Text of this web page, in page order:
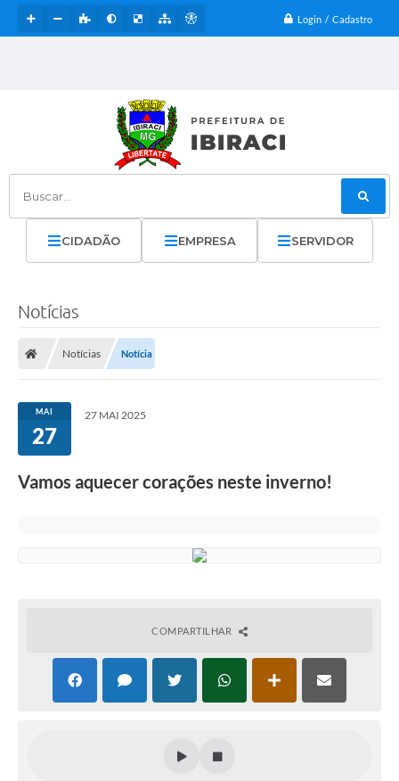
Login / Cadastro
Buscar...
CIDADÃO EMPRESA SERVIDOR
Notícias
Notícias Notícia
MAI
27
27 MAI 2025
Vamos aquecer corações neste inverno!
COMPARTILHAR